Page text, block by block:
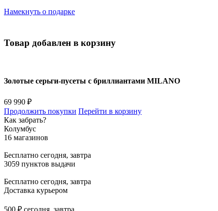
Намекнуть о подарке
Товар добавлен в корзину
Золотые серьги-пусеты с бриллиантами MILANO
69 990 ₽
Продолжить покупки Перейти в корзину
Как забрать?
Колумбус
16 магазинов
Бесплатно сегодня, завтра
3059 пунктов выдачи
Бесплатно сегодня, завтра
Доставка курьером
500 ₽ сегодня, завтра